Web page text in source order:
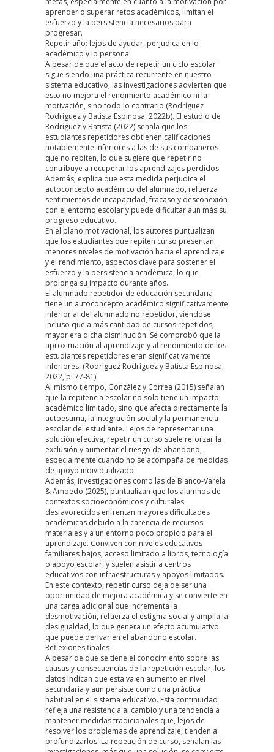
aprender o superar retos académicos, limitan el
esfuerzo y la persistencia necesarios para
progresar.
Repetir año: lejos de ayudar, perjudica en lo
académico y lo personal
A pesar de que el acto de repetir un ciclo escolar
sigue siendo una práctica recurrente en nuestro
sistema educativo, las investigaciones advierten que
esto no mejora el rendimiento académico ni la
motivación, sino todo lo contrario (Rodríguez
Rodríguez y Batista Espinosa, 2022b). El estudio de
Rodríguez y Batista (2022) señala que los
estudiantes repetidores obtienen calificaciones
notablemente inferiores a las de sus compañeros
que no repiten, lo que sugiere que repetir no
contribuye a recuperar los aprendizajes perdidos.
Además, explica que esta medida perjudica el
autoconcepto académico del alumnado, refuerza
sentimientos de incapacidad, fracaso y desconexión
con el entorno escolar y puede dificultar aún más su
progreso educativo.
En el plano motivacional, los autores puntualizan
que los estudiantes que repiten curso presentan
menores niveles de motivación hacia el aprendizaje
y el rendimiento, aspectos clave para sostener el
esfuerzo y la persistencia académica, lo que
prolonga su impacto durante años.
El alumnado repetidor de educación secundaria
tiene un autoconcepto académico significativamente
inferior al del alumnado no repetidor, viéndose
incluso que a más cantidad de cursos repetidos,
mayor era dicha disminución. Se comprobó que la
aproximación al aprendizaje y al rendimiento de los
estudiantes repetidores eran significativamente
inferiores. (Rodríguez Rodríguez y Batista Espinosa,
2022, p. 77-81)
Al mismo tiempo, González y Correa (2015) señalan
que la repitencia escolar no solo tiene un impacto
académico limitado, sino que afecta directamente la
autoestima, la integración social y la permanencia
escolar del estudiante. Lejos de representar una
solución efectiva, repetir un curso suele reforzar la
exclusión y aumentar el riesgo de abandono,
especialmente cuando no se acompaña de medidas
de apoyo individualizado.
Además, investigaciones como las de Blanco-Varela
& Amoedo (2025), puntualizan que los alumnos de
contextos socioeconómicos y culturales
desfavorecidos enfrentan mayores dificultades
académicas debido a la carencia de recursos
materiales y a un entorno poco propicio para el
aprendizaje. Conviven con niveles educativos
familiares bajos, acceso limitado a libros, tecnología
o apoyo escolar, y suelen asistir a centros
educativos con infraestructuras y apoyos limitados.
En este contexto, repetir curso deja de ser una
oportunidad de mejora académica y se convierte en
una carga adicional que incrementa la
desmotivación, refuerza el estigma social y amplía la
desigualdad, lo que genera un efecto acumulativo
que puede derivar en el abandono escolar.
Reflexiones finales
A pesar de que se tiene el conocimiento sobre las
causas y consecuencias de la repetición escolar, los
datos indican que esta va en aumento en nivel
secundaria y aun persiste como una práctica
habitual en el sistema educativo. Esta continuidad
refleja una resistencia al cambio y una tendencia a
mantener medidas tradicionales que, lejos de
resolver los problemas de aprendizaje, tienden a
profundizarlos. La repetición de curso, señalan las